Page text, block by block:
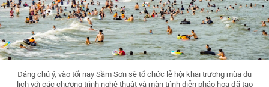
Đáng chú ý, vào tối nay Sầm Sơn sẽ tổ chức lễ hội khai trương mùa du
lịch với các chương trình nghệ thuật và màn trình diễn pháo hoa đã tạo